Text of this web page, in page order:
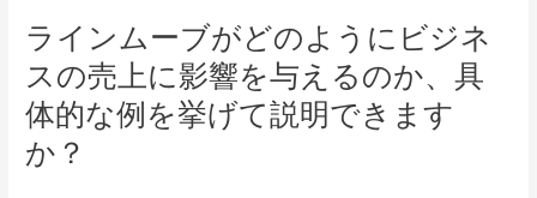
ラインムーブがどのようにビジネ
スの売上に影響を与えるのか、具
体的な例を挙げて説明できます
か？